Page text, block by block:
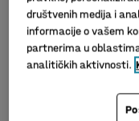
društvenih medija i
informacije o vašem
partnerima u
analitičkih aktivnosti.